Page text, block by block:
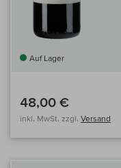
Auf Lager
48,00 €
inkl. MwSt, zzgl. Versand